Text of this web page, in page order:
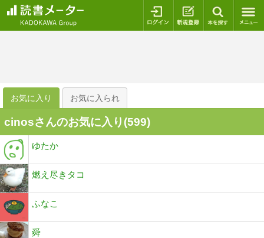
ログイン 新規登録
お気に入り お気に入られ
cinosさんのお気に入り(599)
ゆたか
燃え尽きタコ
ふなこ
舜